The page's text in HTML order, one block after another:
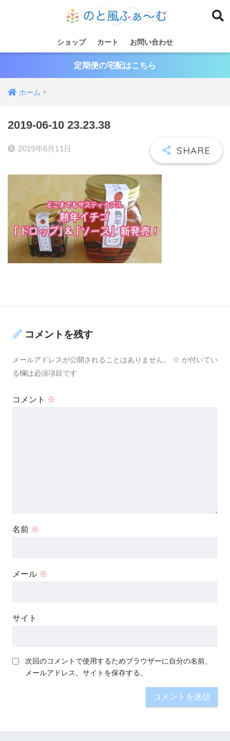
ショップ カート お問い合わせ
定期便の宅配はこちら
ホーム
2019-06-10 23.23.38
2019年6月11日
コメントを残す
メールアドレスが公開されることはありません。 ※ が付いてい
る欄は必須項目です
コメント ※
名前 ※
メール ※
サイト
次回のコメントで使用するためブラウザーに自分の名前、
メールアドレス、サイトを保存する。